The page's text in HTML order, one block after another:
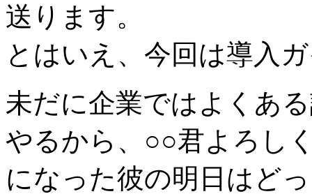
送ります。
とはいえ、今回は導入
未だに企業ではよくあ
やるから、○○君よろし
になった彼の明日はど